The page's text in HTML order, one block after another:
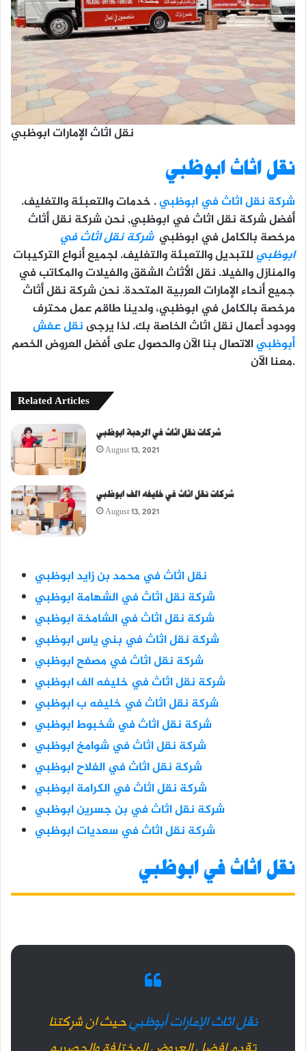
نقل اثاث الإمارات ابوظبي
نقل اثاث ابوظبي
شركة نقل اثاث في ابوظبي. خدمات والتعبئة والتغليف.
أفضل شركة نقل اثاث في ابوظبي, نحن شركة نقل أثاث
مرخصة بالكامل في ابوظبيشركة نقل اثاث في
ابوظبيللتبديل والتعبئة والتغليف. لجميع أنواع التركيبات
والمنازل والفيلا. نقل الأثاث الشقق والفيلات والمكاتب في
جميع أنحاء الإمارات العربية المتحدة. نحن شركة نقل أثاث
مرخصة بالكامل في ابوظبي، ولدينا طاقم عمل محترف
وودود أعمال نقل اثاث الخاصة بك. لذا يرجىنقل عفش
أبوظبيالاتصال بنا الآن والحصول على أفضل العروض الخصم
معنا الآن.
Related Articles
شركات نقل اثاث في الرحبة ابوظبي
August 13, 2021
شركات نقل اثاث في خليفه الف ابوظبي
August 13, 2021
نقل اثاث في محمد بن زايد ابوظبي
شركة نقل اثاث في الشهامة ابوظبي
شركة نقل اثاث في الشامخة ابوظبي
شركة نقل اثاث في بني ياس ابوظبي
شركة نقل اثاث في مصفح ابوظبي
شركة نقل اثاث في خليفه الف ابوظبي
شركة نقل اثاث في خليفه ب ابوظبي
شركة نقل اثاث في شخبوط ابوظبي
شركة نقل اثاث في شوامخ ابوظبي
شركة نقل اثاث في الفلاح ابوظبي
شركة نقل اثاث في الكرامة ابوظبي
شركة نقل اثاث في بن جسرين ابوظبي
شركة نقل اثاث في سعديات ابوظبي
نقل اثاث في ابوظبي
نقل اثاث الإمارات أبوظبيحيث ان شركتنا